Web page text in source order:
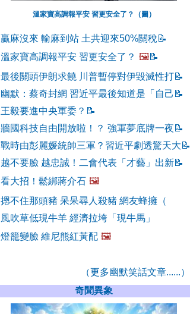
溫家寶高調報平安 習更安全了？（圖）
贏麻沒來 輸麻到站 土共迎來50%關稅 📝
溫家寶高調報平安 習更安全了？ 🖼️📝
最後關頭伊朗求饒 川普暫停對伊毀滅性打📝
幽默：蔡奇封網 習近平最後知道是「自己 📝
王毅要進中央軍委？ 📝
牆國科技自由開放啦！？ 強軍夢底牌一夜 📝
戰時由彭麗媛統帥三軍？習近平劇透驚天大 📝
越不要臉 越忠誠！二會代表「才藝」出新📝
看大招！鬆綁蔣介石 🖼️
摁不住那頭豬 呆呆尋人殺豬 網友蜂擁（
風吹草低現牛羊 經濟拉垮「現牛馬」
燈籠變臉 維尼熊紅黃配 🖼️
（更多幽默笑話文章......）
奇聞異象